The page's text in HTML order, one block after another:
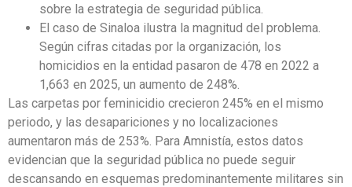
sobre la estrategia de seguridad pública.
El caso de Sinaloa ilustra la magnitud del problema.
Según cifras citadas por la organización, los
homicidios en la entidad pasaron de 478 en 2022 a
1,663 en 2025, un aumento de 248%.
Las carpetas por feminicidio crecieron 245% en el mismo
periodo, y las desapariciones y no localizaciones
aumentaron más de 253%. Para Amnistía, estos datos
evidencian que la seguridad pública no puede seguir
descansando en esquemas predominantemente militares sin